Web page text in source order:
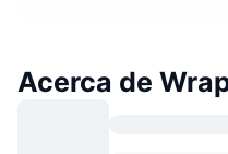
Acerca de